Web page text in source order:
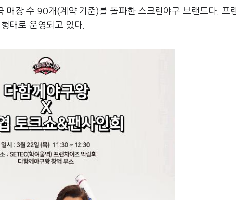
장 수 90개(계약 기준)를 돌파한 스크린야구 브랜드다. 프
태로 운영되고 있다.